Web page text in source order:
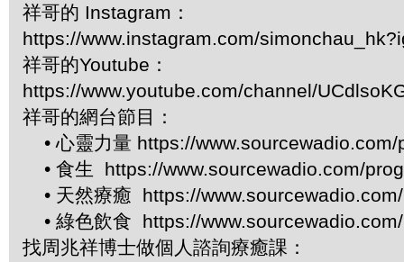
祥哥的 Instagram：
https://www.instagram.com/
祥哥的Youtube：
https://www.youtube.com/channel/
祥哥的網台節目：
• 心靈力量 https://
• 食生 https://www.sourcewadio.com/
• 天然療癒 https://
• 綠色飲食 https://
找周兆祥博士做個人諮詢療癒課：